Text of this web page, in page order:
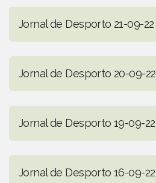
Jornal de Desporto 21-09-22
Jornal de Desporto 20-09-22
Jornal de Desporto 19-09-22
Jornal de Desporto 16-09-22